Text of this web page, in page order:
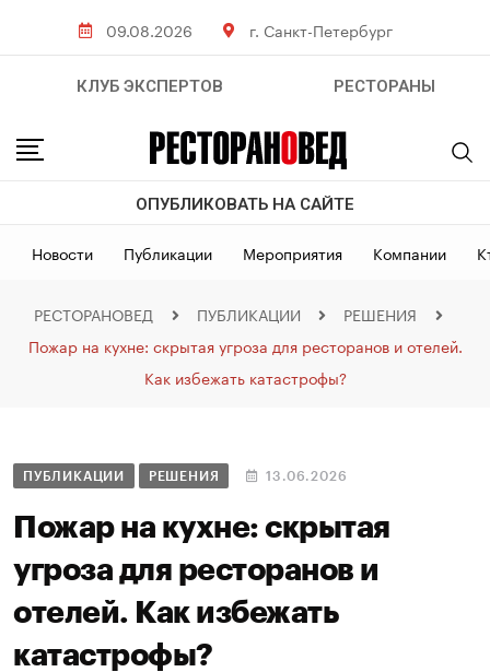
09.08.2026 г. Санкт-Петербург
КЛУБ ЭКСПЕРТОВ РЕСТОРАНЫ
ОПУБЛИКОВАТЬ НА САЙТЕ
Новости Публикации Мероприятия Компании
РЕСТОРАНОВЕД ПУБЛИКАЦИИ
РЕШЕНИЯ
Пожар на кухне: скрытая угроза для ресторанов и отелей.
Как избежать катастрофы?
ПУБЛИКАЦИИ РЕШЕНИЯ 13.06.2026
Пожар на кухне: скрытая
угроза для ресторанов и
отелей. Как избежать
катастрофы?